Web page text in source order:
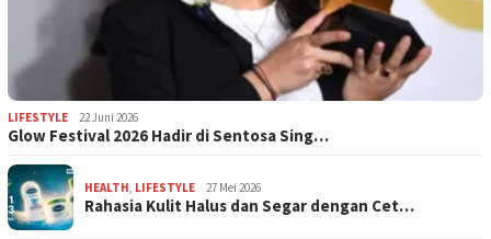
LIFESTYLE 22 Juni 2026
Glow Festival 2026 Hadir di Sentosa Sing…
HEALTH, LIFESTYLE 27 Mei 2026
Rahasia Kulit Halus dan Segar dengan Cet…